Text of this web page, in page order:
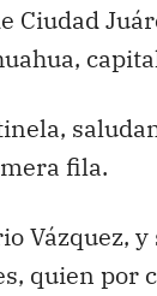
Ciudad
fila.
Vázquez,
quien por